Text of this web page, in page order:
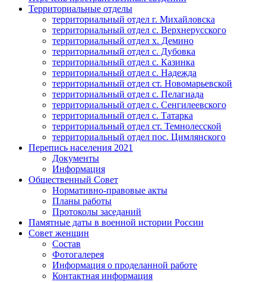
Территориальные отделы
территориальный отдел г. Михайловска
территориальный отдел с. Верхнерусского
территориальный отдел х. Демино
территориальный отдел с. Дубовка
территориальный отдел с. Казинка
территориальный отдел с. Надежда
территориальный отдел ст. Новомарьевской
территориальный отдел с. Пелагиада
территориальный отдел с. Сенгилеевского
территориальный отдел с. Татарка
территориальный отдел ст. Темнолесской
территориальный отдел пос. Цимлянского
Перепись населения 2021
Документы
Информация
Общественный Совет
Нормативно-правовые акты
Планы работы
Протоколы заседаний
Памятные даты в военной истории России
Совет женщин
Состав
Фотогалерея
Информация о проделанной работе
Контактная информация